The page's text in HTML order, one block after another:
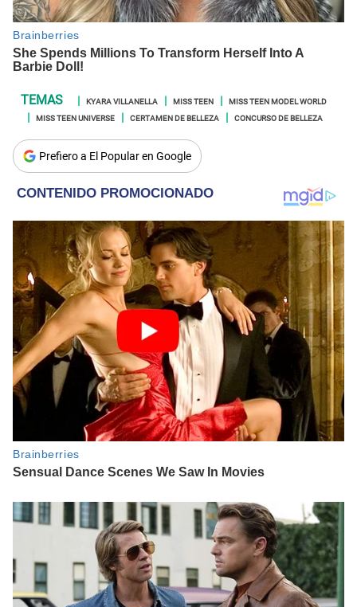
KYARA VILLANELLA MISS TEEN
MISS TEEN MODEL WORLD
MISS TEEN UNIVERSE
CERTAMEN DE BELLEZA CONCURSO DE BELLEZA
Prefiero a El Popular en Google